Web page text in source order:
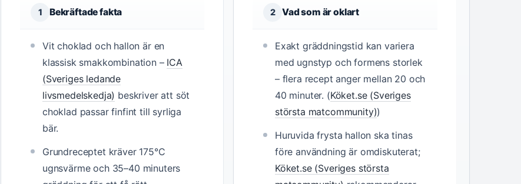
1 Bekräftade fakta
Vit choklad och hallon är en
klassisk smakkombination – ICA
(Sveriges ledande
livsmedelskedja) beskriver att söt
choklad passar finfint till syrliga
bär.
Grundreceptet kräver 175°C
ugnsvärme och 35–40 minuters
2 Vad som är oklart
Exakt gräddningstid kan variera
med ugnstyp och formens storlek
– flera recept anger mellan 20 och
40 minuter. (Köket.se (Sveriges
största matcommunity))
Huruvida frysta hallon ska tinas
före användning är omdiskuterat;
Köket.se (Sveriges största